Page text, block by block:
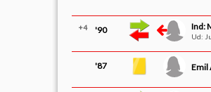
'90
+4
Ud:
'87 Emil